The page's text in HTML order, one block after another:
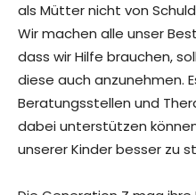
als Mütter nicht von
Wir machen alle unser
dass wir Hilfe brauchen,
diese auch anzunehmen.
Beratungsstellen und
dabei unterstützen
unserer Kinder besser zu